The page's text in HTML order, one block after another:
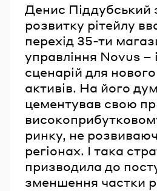
Денис Піддубський
розвитку рітейлу
перехід 35-ти
управління Novus –
сценарій для
активів. На його
цементував свою
ринку, не
регіонах. І така
призводила до
зменшення частки